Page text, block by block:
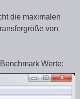
die maximalen
von
Werte: